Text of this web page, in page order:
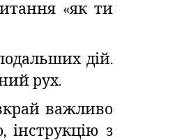
«як ти
дій.
рух.
важливо
інструкцію з